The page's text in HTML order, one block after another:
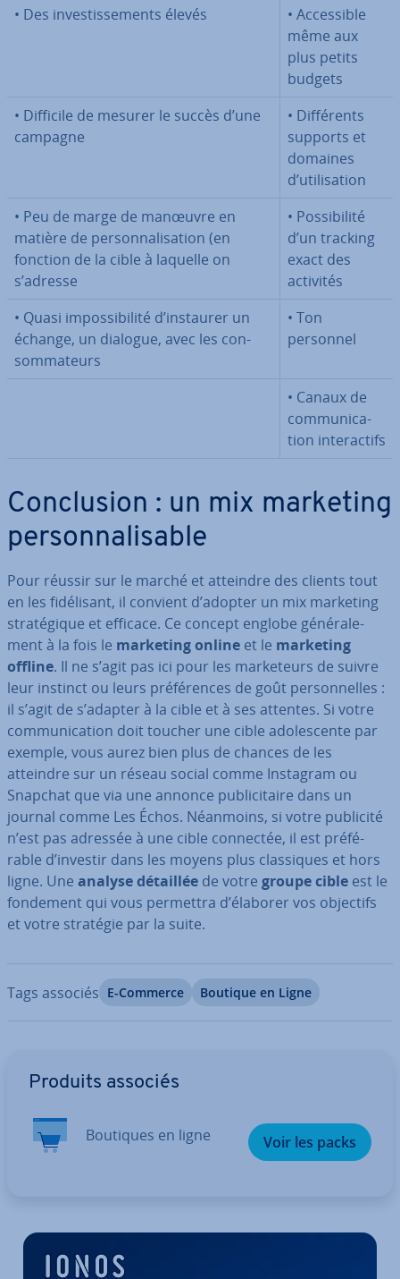
• Des in­ves­tis­se­ments élevés
• Ac­ces­sible
même aux
plus petits
budgets
• Difficile de mesurer le succès d’une
campagne
• Dif­fé­rents
supports et
domaines
d’uti­li­sa­tion
• Peu de marge de manœuvre en
matière de per­son­na­li­sa­tion (en
fonction de la cible à laquelle on
s’adresse
• Pos­si­bi­lité
d’un tracking
exact des
activités
• Quasi im­pos­si­bi­lité d’instaurer un
échange, un dialogue, avec les con­
som­ma­teurs
• Ton
personnel
• Canaux de
com­mu­ni­ca­
tion in­te­rac­tifs
Con­clu­sion : un mix marketing
per­son­na­li­sable
Pour réussir sur le marché et atteindre des clients tout
en les fi­dé­li­sant, il convient d’adopter un mix marketing
stra­té­gique et efficace. Ce concept englobe gé­né­ra­le­
ment à la fois le marketing online et le marketing
offline. Il ne s’agit pas ici pour les mar­ke­teurs de suivre
leur instinct ou leurs pré­fé­rences de goût per­son­nelles :
il s’agit de s’adapter à la cible et à ses attentes. Si votre
com­mu­ni­ca­tion doit toucher une cible ado­les­cente par
exemple, vous aurez bien plus de chances de les
atteindre sur un réseau social comme Instagram ou
Snapchat que via une annonce pu­bli­ci­taire dans un
journal comme Les Échos. Néanmoins, si votre publicité
n’est pas adressée à une cible connectée, il est pré­fé­
rable d’investir dans les moyens plus clas­siques et hors
ligne. Une analyse détaillée de votre groupe cible est le
fondement qui vous permettra d’élaborer vos objectifs
et votre stratégie par la suite.
Tags associés E-Commerce Boutique en Ligne
Produits associés
Boutiques en ligne Voir les packs